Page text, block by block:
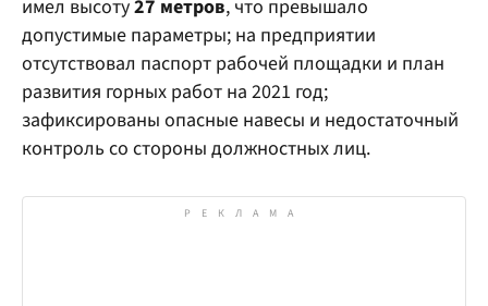
имел высоту27 метров, что превышало
допустимые параметры; на предприятии
отсутствовал паспорт рабочей площадки и план
развития горных работ на 2021 год;
зафиксированы опасные навесы и недостаточный
контроль со стороны должностных лиц.